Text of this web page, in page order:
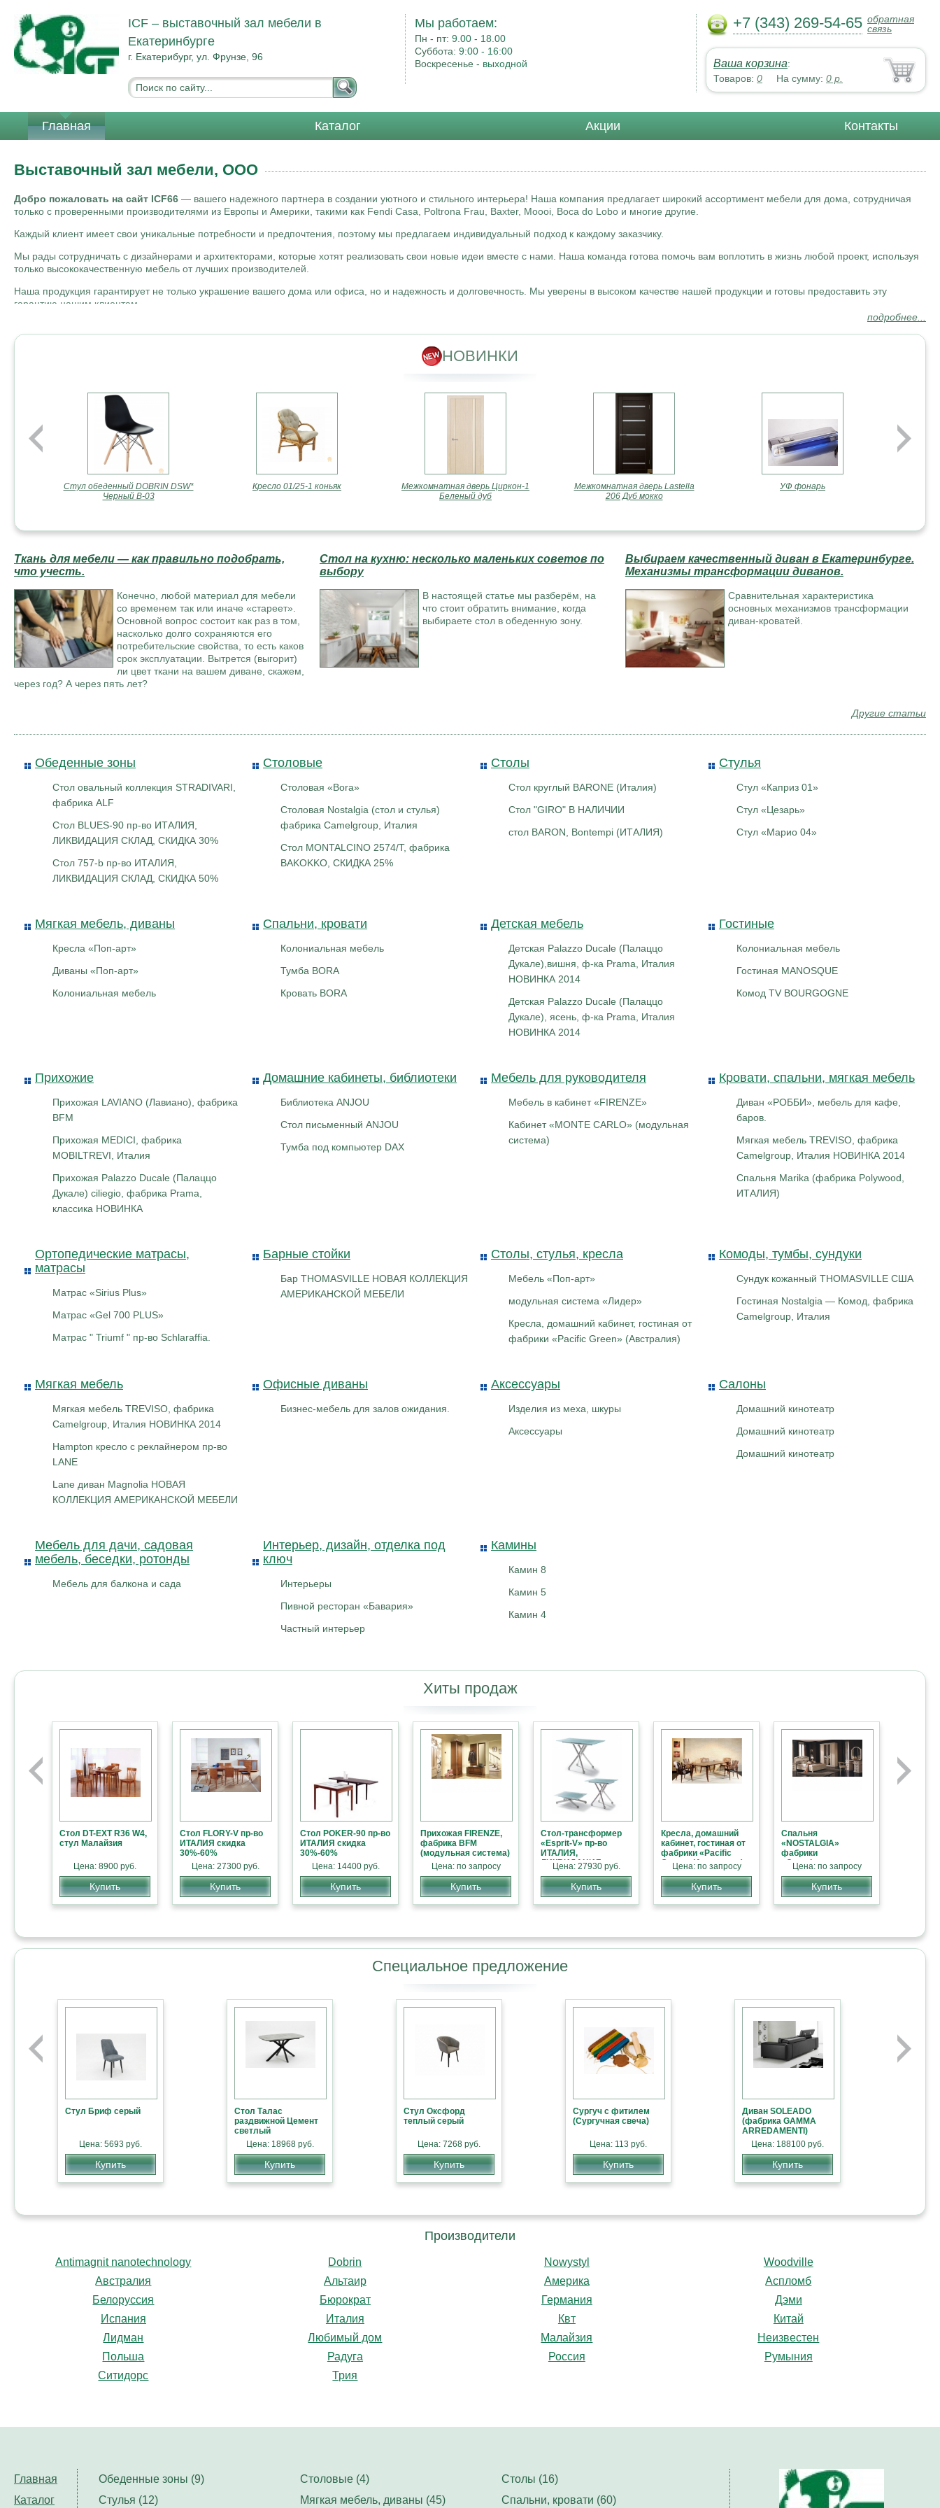
ICF – выставочный зал мебели в
Екатеринбурге
г. Екатерибург, ул. Фрунзе, 96
Мы работаем:
Пн - пт:9.00 - 18.00
Суббота:9:00 - 16:00
Воскресенье - выходной
+7 (343) 269-54-65 обратная
связь
Ваша корзина:
Товаров: 0 На сумму: 0 р.
Главная Каталог Акции Контакты
Выставочный зал мебели, ООО
Добро пожаловать на сайт ICF66 — вашего надежного партнера в создании уютного и стильного интерьера! Наша компания предлагает широкий ассортимент мебели для дома, сотрудничая
только с проверенными производителями из Европы и Америки, такими как Fendi Casa, Poltrona Frau, Baxter, Moooi, Boca do Lobo и многие другие.
Каждый клиент имеет свои уникальные потребности и предпочтения, поэтому мы предлагаем индивидуальный подход к каждому заказчику.
Мы рады сотрудничать с дизайнерами и архитекторами, которые хотят реализовать свои новые идеи вместе с нами. Наша команда готова помочь вам воплотить в жизнь любой проект, используя
только высококачественную мебель от лучших производителей.
Наша продукция гарантирует не только украшение вашего дома или офиса, но и надежность и долговечность. Мы уверены в высоком качестве нашей продукции и готовы предоставить эту
гарантию нашим клиентам.
Если вы ищете качественную и стильную мебель от лучших производителей, то обращайтесь к нам. Мы поможем вам создать уютный и комфортный интерьер, который будет
отвечать всем вашим потребностям и предпочтениям.
подробнее...
НОВИНКИ
Стул обеденный DOBRIN DSW*
Черный B-03
Кресло 01/25-1 коньяк
Межкомнатная дверь Циркон-1
Беленый дуб
Межкомнатная дверь Lastella
206 Дуб мокко
УФ фонарь
Антмагнитная пломба-
Ткань для мебели — как правильно подобрать,
что учесть.
Конечно, любой материал для мебели
со временем так или иначе «стареет».
Основной вопрос состоит как раз в том,
насколько долго сохраняются его
потребительские свойства, то есть каков
срок эксплуатации. Вытрется (выгорит)
ли цвет ткани на вашем диване, скажем,
через год? А через пять лет?
Стол на кухню: несколько маленьких советов по
выбору
В настоящей статье мы разберём, на
что стоит обратить внимание, когда
выбираете стол в обеденную зону.
Выбираем качественный диван в Екатеринбурге.
Механизмы трансформации диванов.
Cравнительная характеристика
основных механизмов трансформации
диван-кроватей.
Другие статьи
Обеденные зоны
Стол овальный коллекция STRADIVARI,
фабрика ALF
Стол BLUES-90 пр-во ИТАЛИЯ,
ЛИКВИДАЦИЯ СКЛАД, СКИДКА 30%
Стол 757-b пр-во ИТАЛИЯ,
ЛИКВИДАЦИЯ СКЛАД, СКИДКА 50%
Столовые
Столовая «Bora»
Столовая Nostalgia (стол и стулья)
фабрика Camelgroup, Италия
Стол MONTALCINO 2574/T, фабрика
BAKOKKO, СКИДКА 25%
Столы
Стол круглый BARONE (Италия)
Стол "GIRO" В НАЛИЧИИ
стол BARON, Bontempi (ИТАЛИЯ)
Стулья
Стул «Каприз 01»
Стул «Цезарь»
Стул «Марио 04»
Мягкая мебель, диваны
Кресла «Поп-арт»
Диваны «Поп-арт»
Колониальная мебель
Спальни, кровати
Колониальная мебель
Тумба BORA
Кровать BORA
Детская мебель
Детская Palazzo Ducale (Палаццо
Дукале),вишня, ф-ка Prama, Италия
НОВИНКА 2014
Детская Palazzo Ducale (Палаццо
Дукале), ясень, ф-ка Prama, Италия
НОВИНКА 2014
Гостиные
Колониальная мебель
Гостиная MANOSQUE
Комод TV BOURGOGNE
Прихожие
Прихожая LAVIANO (Лавиано), фабрика
BFM
Прихожая MEDICI, фабрика
MOBILTREVI, Италия
Прихожая Palazzo Ducale (Палаццо
Дукале) ciliegio, фабрика Prama,
классика НОВИНКА
Домашние кабинеты, библиотеки
Библиотека ANJOU
Стол письменный ANJOU
Тумба под компьютер DAX
Мебель для руководителя
Мебель в кабинет «FIRENZE»
Кабинет «MONTE CARLO» (модульная
система)
Кровати, спальни, мягкая мебель
Диван «РОББИ», мебель для кафе,
баров.
Мягкая мебель TREVISO, фабрика
Camelgroup, Италия НОВИНКА 2014
Спальня Marika (фабрика Polywood,
ИТАЛИЯ)
Ортопедические матрасы,
матрасы
Матрас «Sirius Plus»
Матрас «Gel 700 PLUS»
Матрас " Triumf " пр-во Schlaraffia.
Барные стойки
Бар THOMASVILLE НОВАЯ КОЛЛЕКЦИЯ
АМЕРИКАНСКОЙ МЕБЕЛИ
Столы, стулья, кресла
Мебель «Поп-арт»
модульная система «Лидер»
Кресла, домашний кабинет, гостиная от
фабрики «Pacific Green» (Австралия)
Комоды, тумбы, сундуки
Сундук кожанный THOMASVILLE США
Гостиная Nostalgia — Комод, фабрика
Camelgroup, Италия
Мягкая мебель
Мягкая мебель TREVISO, фабрика
Camelgroup, Италия НОВИНКА 2014
Hampton кресло с реклайнером пр-во
LANE
Lane диван Magnolia НОВАЯ
КОЛЛЕКЦИЯ АМЕРИКАНСКОЙ МЕБЕЛИ
Офисные диваны
Бизнес-мебель для залов ожидания.
Аксессуары
Изделия из меха, шкуры
Аксессуары
Салоны
Домашний кинотеатр
Домашний кинотеатр
Домашний кинотеатр
Мебель для дачи, садовая
мебель, беседки, ротонды
Мебель для балкона и сада
Интерьер, дизайн, отделка под
ключ
Интерьеры
Пивной ресторан «Бавария»
Частный интерьер
Камины
Камин 8
Камин 5
Камин 4
Хиты продаж
Стол DT-EXT R36 W4,
стул Малайзия
Цена: 8900 руб.
Купить
Стол FLORY-V пр-во
ИТАЛИЯ скидка
30%-60%
Цена: 27300 руб.
Купить
Стол POKER-90 пр-во
ИТАЛИЯ скидка
30%-60%
Цена: 14400 руб.
Купить
Прихожая FIRENZE,
фабрика BFM
(модульная система)
Цена: по запросу
Купить
Стол-трансформер
«Esprit-V» пр-во
ИТАЛИЯ,
ЛИКВИДАЦИЯ
СКЛАД СКИДКА 30%
Цена: 27930 руб.
Купить
Кресла, домашний
кабинет, гостиная от
фабрики «Pacific
Green» (Австралия)
Цена: по запросу
Купить
Спальня
«NOSTALGIA»
фабрики
«Camelgroup»
(Италия)
Цена: по запросу
Купить
(Тренди), фабрика
SMA Италия.
Цена: 57214 руб.
Купить
Обеденная группа
«GALILEO» (стекло-
металл) фабрики
«Bontempi», Италия
Цена: по запросу
Купить
Barone
Цена: по запросу
Купить
Fantasy»
СПЕЦПРЕДЛОЖЕНИЕ
Цена: 15900 руб.
Купить
Специальное предложение
Стул Бриф серый
Цена: 5693 руб.
Купить
Стол Талас
раздвижной Цемент
светлый
Цена: 18968 руб.
Купить
Стул Оксфорд
теплый серый
Цена: 7268 руб.
Купить
Сургуч с фитилем
(Сургучная свеча)
Цена: 113 руб.
Купить
Диван SOLEADO
(фабрика GAMMA
ARREDAMENTI)
Цена: 188100 руб.
Купить
Производители
Antimagnit nanotechnology Dobrin Nowystyl
Woodville
Австралия
Альтаир Америка
Аспломб
Белоруссия
Бюрократ Германия
Дэми
Испания
Италия Квт
Китай
Лидман
Любимый дом Малайзия
Неизвестен
Польша
Радуга Россия
Румыния
Ситидорс
Трия
Главная
Каталог
Обеденные зоны (9) Столовые (4)
Столы (16)
Стулья (12)
Мягкая мебель, диваны (45) Спальни, кровати (60)